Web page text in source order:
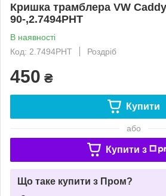
Кришка трамблера VW
90-,2.7494PHT
В наявності
Код: 2.7494PHT
Роздріб
450 ₴
Купити
або
Купити з
Що таке купити з Пром?